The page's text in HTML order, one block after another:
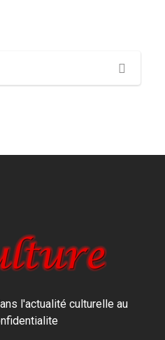
Search
l'actualité culturelle au